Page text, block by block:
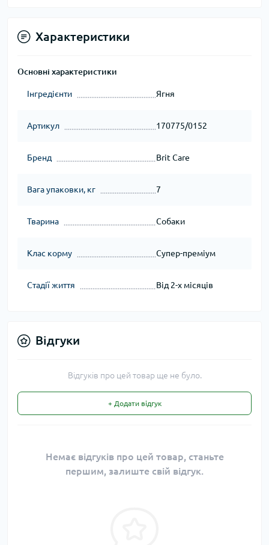
Характеристики
Основні характеристики
Інгредієнти Ягня
Артикул 170775/0152
Бренд Brit Care
Вага упаковки, кг 7
Тварина Собаки
Клас корму Супер-преміум
Стадії життя Від 2-х місяців
Відгуки
Відгуків про цей товар ще не було.
+ Додати відгук
Немає відгуків про цей товар, станьте
першим, залиште свій відгук.